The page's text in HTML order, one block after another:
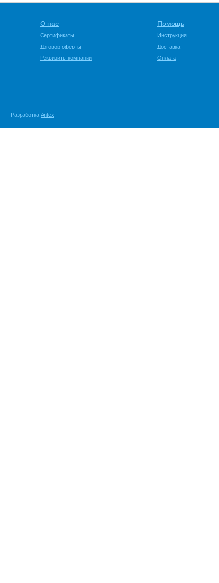
О нас
Сертификаты
Договор оферты
Реквизиты компании
Помощь
Инструкция
Доставка
Оплата
Разработка Antex